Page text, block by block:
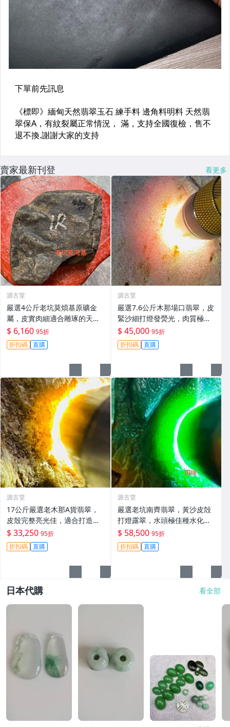
賣家最新刊登 看更多
源古堂
嚴選4公斤老坑莫煩基原礦金
屬，皮實肉細適合雕琢的天然
翡翠原石。天然翡翠 翡翠玉石
A貨翡翠
$ 6,160 95折
折扣碼 直購
源古堂
嚴選7.6公斤木那場口翡翠，皮
緊沙細打燈發熒光，肉質極致
細膩重量壓手，適合打造手
鐲，尤其推薦春帶彩款式，可
玩性超高#翡翠 #天然翡翠 #A
$ 45,000 95折
折扣碼 直購
源古堂
17公斤嚴選老木那A貨翡翠，
皮殼完整亮光佳，適合打造精
品手鐲#翡翠 #老木那 #A貨翡
翠
$ 33,250 95折
折扣碼 直購
源古堂
嚴選老坑南齊翡翠，黃沙皮殻
打燈露翠，水頭極佳種水化
開，形體端正壓手感強，起貨
率高色辣色陽 滿色滿綠 直接收
藏 翡翠 翡翠玉石 A貨翡翠
$ 58,500 95折
折扣碼 直購
日本代購 看全部